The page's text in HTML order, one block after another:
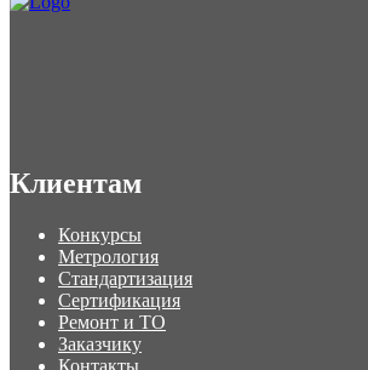
Клиентам
Конкурсы
Метрология
Стандартизация
Сертификация
Ремонт и ТО
Заказчику
Контакты